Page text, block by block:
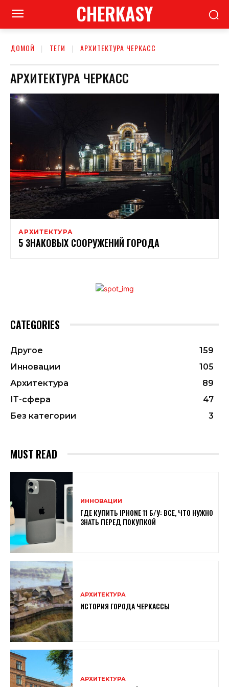
CHERKASY
ДОМОЙ ТЕГИ АРХИТЕКТУРА ЧЕРКАСС
АРХИТЕКТУРА ЧЕРКАСС
АРХИТЕКТУРА
5 ЗНАКОВЫХ СООРУЖЕНИЙ ГОРОДА
CATEGORIES
Другое
159
Инновации
105
Архитектура
89
ІТ-сфера
47
Без категории
3
MUST READ
ИННОВАЦИИ
ГДЕ КУПИТЬ IPHONE 11 Б/У: ВСЕ, ЧТО НУЖНО
ЗНАТЬ ПЕРЕД ПОКУПКОЙ
АРХИТЕКТУРА
ИСТОРИЯ ГОРОДА ЧЕРКАССЫ
АРХИТЕКТУРА